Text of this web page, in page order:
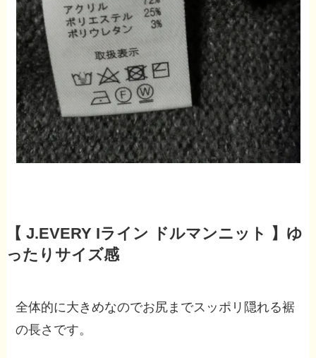
【 J.EVERY Iライン ドルマンニット 】ゆ
ったりサイズ感
全体的に大きめなのでお尻までスッポリ隠れる裾
の長さです。